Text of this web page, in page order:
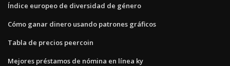
Índice europeo de diversidad de género
Cómo ganar dinero usando patrones gráficos
Tabla de precios peercoin
Mejores préstamos de nómina en línea ky